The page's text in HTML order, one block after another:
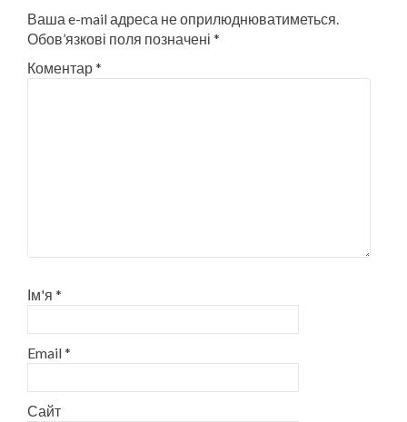
Ваша e-mail адреса не оприлюднюватиметься.
Обов’язкові поля позначені *
Коментар*
Ім'я *
Email*
Сайт